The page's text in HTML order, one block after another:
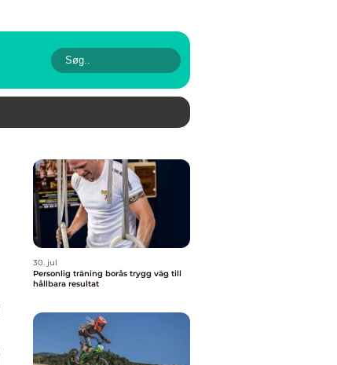
30. jul
Personlig träning borås trygg väg till
hållbara resultat